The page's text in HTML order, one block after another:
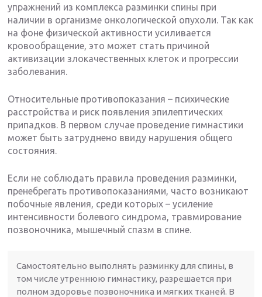
упражнений из комплекса разминки спины при
наличии в организме онкологической опухоли. Так как
на фоне физической активности усиливается
кровообращение, это может стать причиной
активизации злокачественных клеток и прогрессии
заболевания.
Относительные противопоказания – психические
расстройства и риск появления эпилептических
припадков. В первом случае проведение гимнастики
может быть затруднено ввиду нарушения общего
состояния.
Если не соблюдать правила проведения разминки,
пренебрегать противопоказаниями, часто возникают
побочные явления, среди которых – усиление
интенсивности болевого синдрома, травмирование
позвоночника, мышечный спазм в спине.
Самостоятельно выполнять разминку для спины, в
том числе утреннюю гимнастику, разрешается при
полном здоровье позвоночника и мягких тканей. В